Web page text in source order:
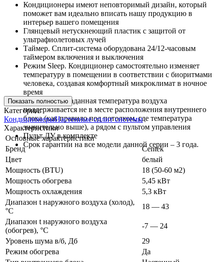
Кондиционеры имеют неповторимый дизайн, который
поможет вам идеально вписать нашу продукцию в
интерьер вашего помещения
Глянцевый нетускнеющий пластик с защитой от
ультрафиолетовых лучей
Таймер. Сплит-система оборудована 24/12-часовым
таймером включения и выключения
Режим Sleep. Кондиционер самостоятельно изменяет
температуру в помещении в соответствии с биоритмами
человека, создавая комфортный микроклимат в ночное
время
Режим iFeel. Заданная температура воздуха
поддерживается не в месте расположения внутреннего
блока (как правило под потолком, где температура
значительно выше), а рядом с пультом управления
Пульт ДУ в комплекте
Срок гарантии на все модели данной серии – 3 года.
Показать полностью
Категории:
КондиционерыНастенные сплит системы
Характеристики
Основные характеристики
Бренд
Centek
Цвет
белый
Мощность (BTU)
18 (50-60 м2)
Мощность обогрева
5,45 кВт
Мощность охлаждения
5,3 кВт
Диапазон t наружного воздуха (холод),
°C
18 — 43
Диапазон t наружного воздуха
(обогрев), °C
-7 — 24
Уровень шума в/б, Дб
29
Режим обогрева
Да